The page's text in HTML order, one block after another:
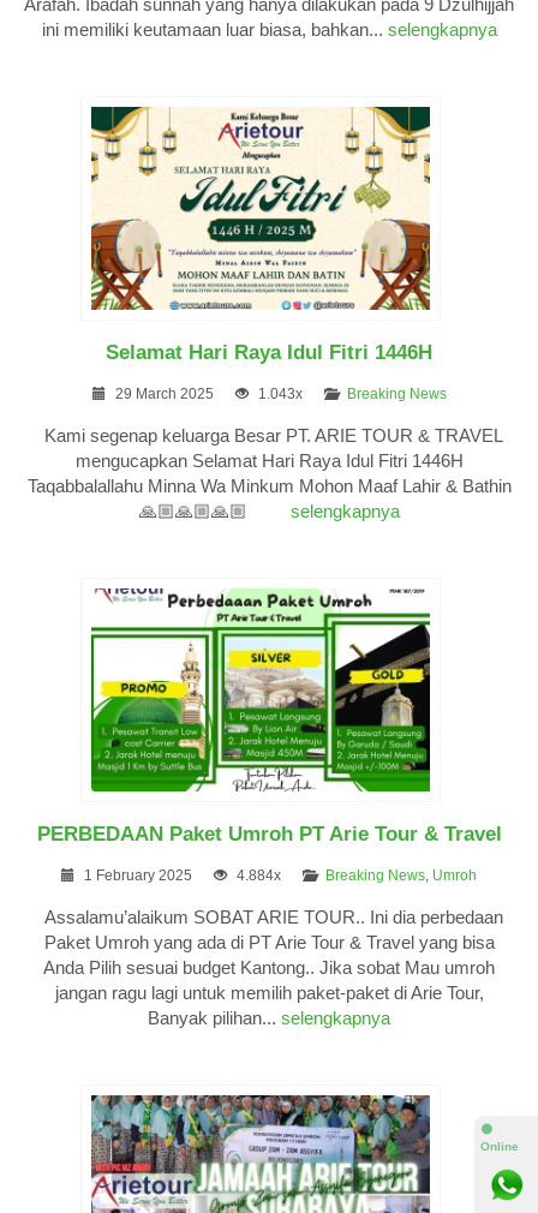
ini memiliki keutamaan luar biasa, bahkan... selengkapnya
Selamat Hari Raya Idul Fitri 1446H
29 March 2025 1.043x Breaking News
Kami segenap keluarga Besar PT. ARIE TOUR & TRAVEL
mengucapkan Selamat Hari Raya Idul Fitri 1446H
Taqabbalallahu Minna Wa Minkum Mohon Maaf Lahir & Bathin
🙏🏼🙏🏼🙏🏼 selengkapnya
PERBEDAAN Paket Umroh PT Arie Tour & Travel
1 February 2025 4.884x Breaking News, Umroh
Assalamu’alaikum SOBAT ARIE TOUR.. Ini dia perbedaan
Paket Umroh yang ada di PT Arie Tour & Travel yang bisa
Anda Pilih sesuai budget Kantong.. Jika sobat Mau umroh
jangan ragu lagi untuk memilih paket-paket di Arie Tour,
Banyak pilihan... selengkapnya
⚫
Online